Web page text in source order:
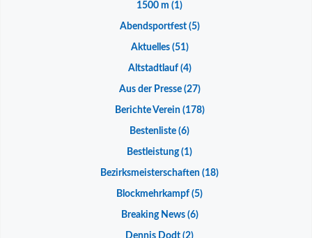
1500 m (1)
Abendsportfest(5)
Aktuelles(51)
Altstadtlauf(4)
Aus der Presse(27)
Berichte Verein(178)
Bestenliste (6)
Bestleistung(1)
Bezirksmeisterschaften (18)
Blockmehrkampf (5)
Breaking News(6)
Dennis Dodt (2)